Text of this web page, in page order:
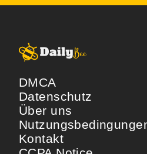
DMCA
Datenschutz
Über uns
Kontakt